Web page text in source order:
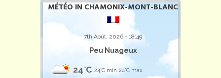
MÉTÉO IN CHAMONIX-MONT-BLANC
7th Août, 2026 - 18:49
Peu Nuageux
24°C 24°C min 24°C max